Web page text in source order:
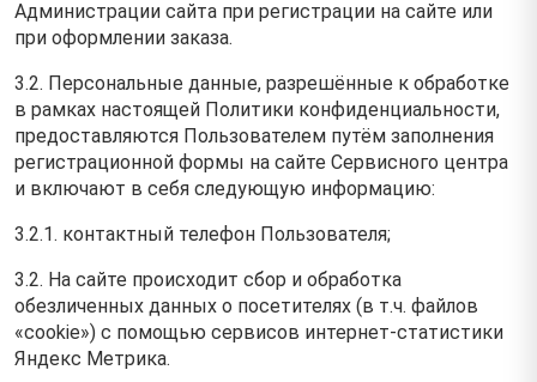
Администрации сайта при регистрации на сайте или
при оформлении заказа.
3.2. Персональные данные, разрешённые к обработке
в рамках настоящей Политики конфиденциальности,
предоставляются Пользователем путём заполнения
регистрационной формы на cайте Сервисного центра
и включают в себя следующую информацию:
3.2.1. контактный телефон Пользователя;
3.2. На сайте происходит сбор и обработка
обезличенных данных о посетителях (в т.ч. файлов
«cookie») с помощью сервисов интернет-статистики
Яндекс Метрика.